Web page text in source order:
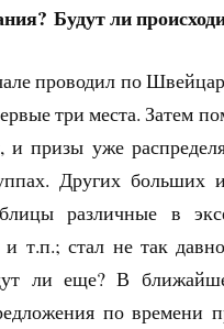
Будут ли
проводил по
три места. Затем
и призы уже
Других
различные в
и т.п.; стал не так
ли еще? В
по времени